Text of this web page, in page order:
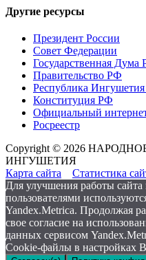
Другие ресурсы
Президент России
Совет Федерации
Государственная Дума
Правительство РФ
Республика
Конституция РФ
Официальный
Росреестр
Copyright © 2026
ИНГУШЕТИЯ
Карта сайта
Статистика
Для улучшения работы сайта
пользователями
Yandex.Metrica. Продолжая
свое согласие на
данных сервисом
Cookie-файлы в настройках